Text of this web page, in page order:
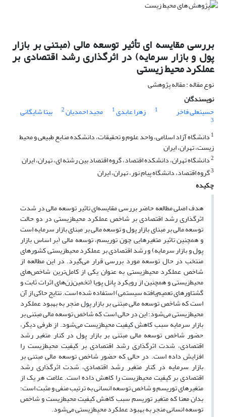
بررسی مقایسه ای تأثیر توسعه مالی (مبتنی بر بازار
پول و بازار سرمایه) در اثرگذاری رشد اقتصادی بر
عملکرد محیط زیستی
نوع مقاله : مقاله پژوهشی
نویسندگان
حسینعلی فاخر
1 زهرا عابدی1 مجید احمدیان2 بیتا شایگانی
3
1 دانشگاه آزاد اسلامی، واحد علوم و تحقیقات، دانشکده منابع طبیعی و محیط
زیست، تهران، ایران
2دانشگاه تهران، دانشکده اقتصاد، گروه اقتصاد بین رشته ای، تهران، ایران
3گروه اقتصاد، دانشگاه پیام نور، تهران، ایران
چکیده
هدف اصلی مطالعه حاضر بررسی مقایسه‌‌ای تاثیر توسعه مالی در شدت
اثرگذاری رشد اقتصادی بر شاخص عملکرد محیط‌‌زیستی در دو حالت
توسعه مالی بر مبنای بازار پول و توسعه مالی بر مبنای بازار سرمایه است
و همچنین تاثیر متغیرهایی چون توریسم، توسعه مالی (بر اساس بازار
پول و بازار سرمایه) و رشد اقتصادی بر عملکرد محیط‌‌زیستی کشورهای
منتخب در حال توسعه مورد بررسی قرار می‌‌گیرد. در این مطالعه از
شاخص عملکرد محیط‌‌زیستی به عنوان یکی از کامل‌‌ترین شاخص‌‌های
محیط‌‌زیستی و همچنین از رویکرد پانل پویا (تخمین‌‌زن‌‌های اثرات ثابت و
گشتاورهای تعمیم‌‌یافته سیستمی) استفاده شده است. نتایج حاکی از آن
است که شاخص توسعه مالی مبتنی بر بازار پول منجر به بهبود عملکرد
محیط‌‌زیستی می‌‌شود؛ این در حالی است که شاخص توسعه مالی مبتنی بر
بازار سرمایه سبب کاهش کیفیت محیط‌زیست می‌شود. از طرفی دیگر،
حضور شاخص توسعه مالی مبتنی بر بازار پول در کنار متغیر رشد
اقتصادی، شدت اثرگذاری رشد اقتصادی بر کیفیت محیط‌زیست را
افزایش داده است. در حالی که حضور شاخص توسعه مالی مبتنی بر
بازار سرمایه در کنار متغیر رشد اقتصادی، شدت اثرگذاری رشد
اقتصادی بر کیفیت محیط‌زیست را کاهش داده است. علامت هر یک از
متغیرهای توریسم و شاخص توسعه انسانی به ترتیب منفی و مثبت است؛
بدان معنا که متغیر توریسم سبب کاهش کیفیت محیط‌زیست و شاخص
توسعه انسانی منجر به بهبود عملکرد محیط‌‌زیستی می‌‌شود.